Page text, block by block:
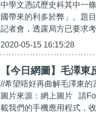
中學文憑試歷史科其中一
國帶來的利多於弊」。題
記者會，透露局方已要求
2020-05-15 16:15:28
【今日網圖】毛澤
//希望唔好再曲解毛澤東
圖片來源：網上圖片 請
載我們的手機應用程式，